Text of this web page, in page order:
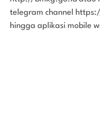
telegram channel
hingga aplikasi mobile